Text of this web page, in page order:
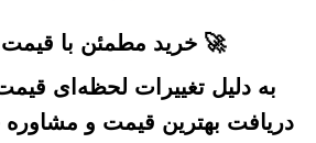
🚀 خرید مطمئن با قیمت
به دلیل تغییرات لحظه‌ای
دریافت بهترین قیمت و مشاوره